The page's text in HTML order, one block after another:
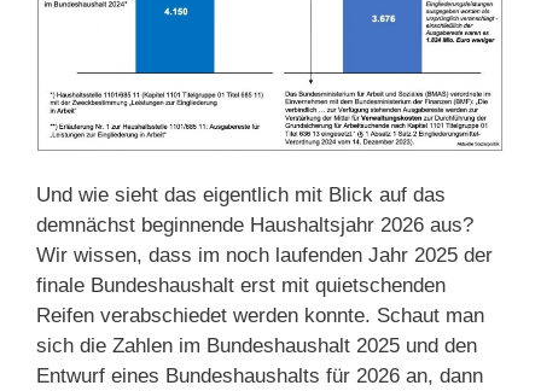
Und wie sieht das eigentlich mit Blick auf das
demnächst beginnende Haushaltsjahr 2026 aus?
Wir wissen, dass im noch laufenden Jahr 2025 der
finale Bundeshaushalt erst mit quietschenden
Reifen verabschiedet werden konnte. Schaut man
sich die Zahlen im Bundeshaushalt 2025 und den
Entwurf eines Bundeshaushalts für 2026 an, dann